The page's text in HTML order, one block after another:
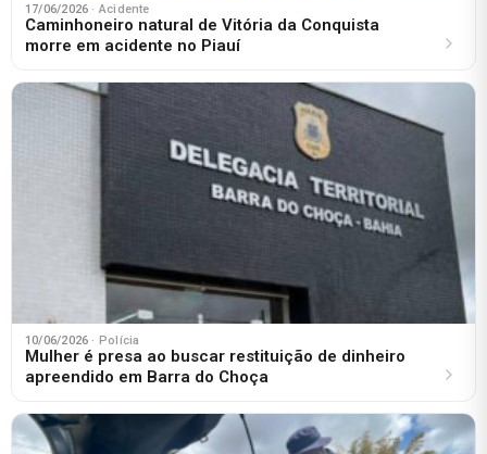
17/06/2026 · Acidente
Caminhoneiro natural de Vitória da Conquista
morre em acidente no Piauí
10/06/2026 · Polícia
Mulher é presa ao buscar restituição de dinheiro
apreendido em Barra do Choça